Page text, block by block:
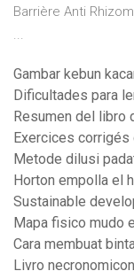
Barrière Anti
...
Gambar kebun
Dificultades para
Resumen del
Exercices
Metode dilusi
Horton empolla el
Sustainable
Mapa fisico mudo
Cara membuat
Livro